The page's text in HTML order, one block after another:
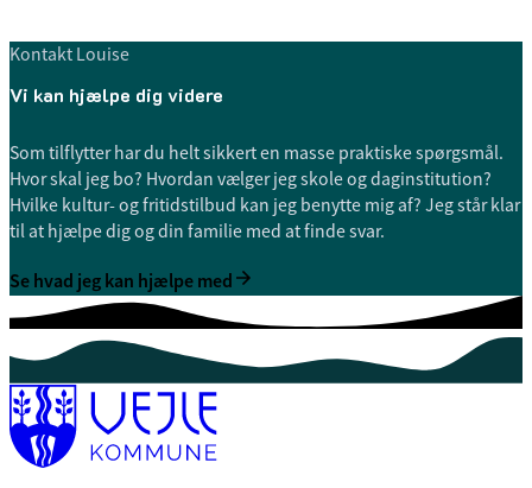
Kontakt Louise
Vi kan hjælpe dig videre
Som tilflytter har du helt sikkert en masse praktiske spørgsmål.
Hvor skal jeg bo? Hvordan vælger jeg skole og daginstitution?
Hvilke kultur- og fritidstilbud kan jeg benytte mig af? Jeg står klar
til at hjælpe dig og din familie med at finde svar.
Se hvad jeg kan hjælpe med